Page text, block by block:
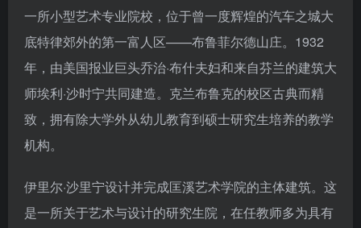
一所小型艺术专业院校，位于曾一度辉煌的汽车之城大
底特律郊外的第一富人区——布鲁菲尔德山庄。1932
年，由美国报业巨头乔治·布什夫妇和来自芬兰的建筑大
师埃利·沙时宁共同建造。克兰布鲁克的校区古典而精
致，拥有除大学外从幼儿教育到硕士研究生培养的教学
机构。
伊里尔·沙里宁设计并完成匡溪艺术学院的主体建筑。这
是一所关于艺术与设计的研究生院，在任教师多为具有